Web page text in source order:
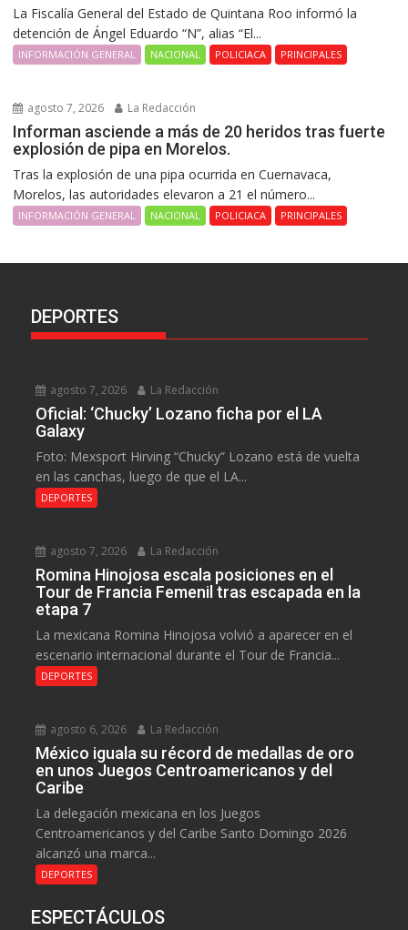
La Fiscalía General del Estado de Quintana Roo informó la
detención de Ángel Eduardo “N”, alias “El...
INFORMACIÓN GENERAL NACIONAL POLICIACA PRINCIPALES
agosto 7, 2026 La Redacción
Informan asciende a más de 20 heridos tras fuerte
explosión de pipa en Morelos.
Tras la explosión de una pipa ocurrida en Cuernavaca,
Morelos, las autoridades elevaron a 21 el número...
INFORMACIÓN GENERAL NACIONAL POLICIACA PRINCIPALES
DEPORTES
agosto 7, 2026 La Redacción
Oficial: ‘Chucky’ Lozano ficha por el LA
Galaxy
Foto: Mexsport Hirving “Chucky” Lozano está de vuelta
en las canchas, luego de que el LA...
DEPORTES
agosto 7, 2026 La Redacción
Romina Hinojosa escala posiciones en el
Tour de Francia Femenil tras escapada en la
etapa 7
La mexicana Romina Hinojosa volvió a aparecer en el
escenario internacional durante el Tour de Francia...
DEPORTES
agosto 6, 2026 La Redacción
México iguala su récord de medallas de oro
en unos Juegos Centroamericanos y del
Caribe
La delegación mexicana en los Juegos
Centroamericanos y del Caribe Santo Domingo 2026
alcanzó una marca...
DEPORTES
ESPECTÁCULOS